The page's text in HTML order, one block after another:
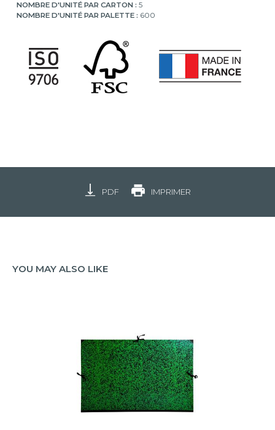
NOMBRE D'UNITÉ PAR CARTON : 5
NOMBRE D'UNITÉ PAR PALETTE : 600
PDF IMPRIMER
YOU MAY ALSO LIKE